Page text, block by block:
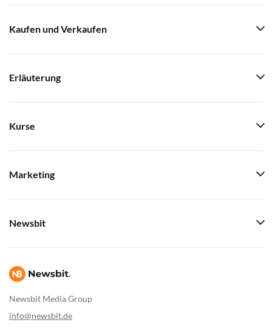
Newsbit Media Group
info@newsbit.de
Kaufen und Verkaufen
Erläuterung
Kurse
Marketing
Newsbit